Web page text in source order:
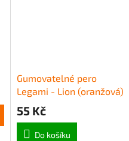
Gumovatelné pero
Legami - Lion (oranžová)
55 Kč
Do košíku